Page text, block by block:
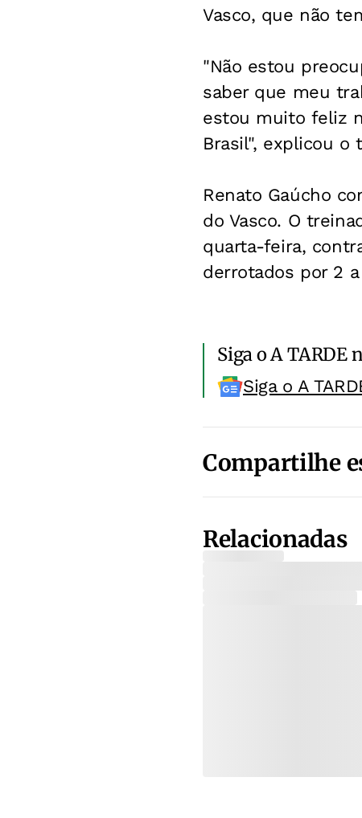
Vasco, que não
"Não estou
saber que meu
estou muito feliz
Brasil", explicou o
Renato Gaúcho
do Vasco. O
quarta-feira,
derrotados por 2 a
Siga o A TARDE
Siga o A
Compartilhe
Relacionadas